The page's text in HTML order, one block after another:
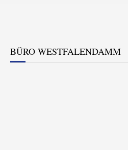
BÜRO WESTFALENDAMM